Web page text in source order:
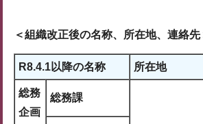
＜組織改正後の名称、所在地、連絡先
R8.4.1以降の名称 所在地
総務
企画
総務課